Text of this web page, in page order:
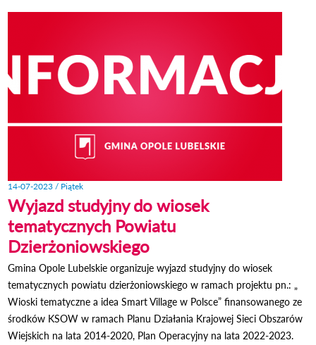
14-07-2023 / Piątek
Wyjazd studyjny do wiosek
tematycznych Powiatu
Dzierżoniowskiego
Gmina Opole Lubelskie organizuje wyjazd studyjny do wiosek
tematycznych powiatu dzierżoniowskiego w ramach projektu pn.: „
Wioski tematyczne a idea Smart Village w Polsce” finansowanego ze
środków KSOW w ramach Planu Działania Krajowej Sieci Obszarów
Wiejskich na lata 2014-2020, Plan Operacyjny na lata 2022-2023.